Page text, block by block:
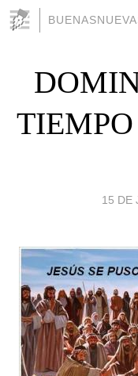
15 DE